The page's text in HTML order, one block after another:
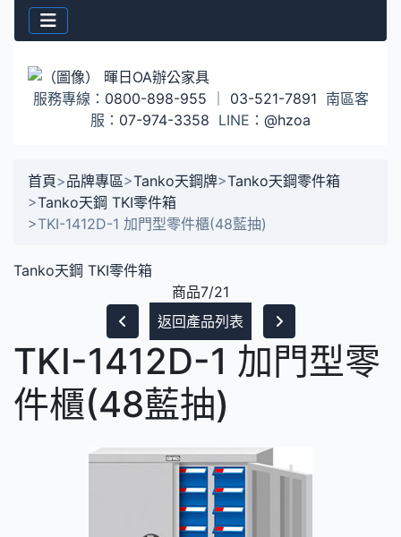
服務專線： 0800-898-955 03-521-7891 南區客
服： 07-974-3358 LINE： @hzoa
首頁>品牌專區>Tanko天鋼牌>Tanko天鋼零件箱
>Tanko天鋼 TKI零件箱
>TKI-1412D-1 加門型零件櫃(48藍抽)
Tanko天鋼 TKI零件箱
商品7/21
返回產品列表
TKI-1412D-1 加門型零
件櫃(48藍抽)